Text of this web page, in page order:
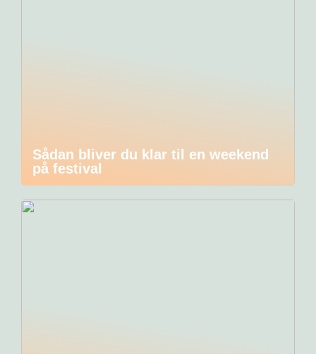
Sådan bliver du klar til en weekend
på festival